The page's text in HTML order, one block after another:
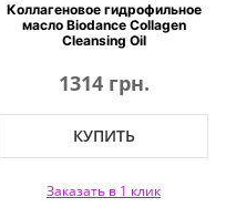
Коллагеновое гидрофильное
масло Biodance Collagen
Cleansing Oil
1314 грн.
КУПИТЬ
Заказать в 1 клик